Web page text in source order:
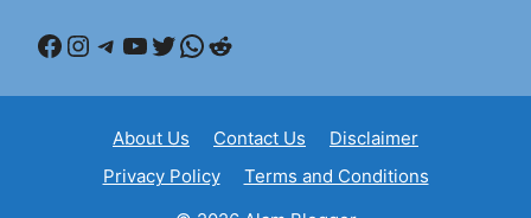
Facebook
Instagram
Telegram
YouTube
Twitter
WhatsApp
Reddit
About Us Contact Us
Disclaimer
Privacy Policy
Terms and Conditions